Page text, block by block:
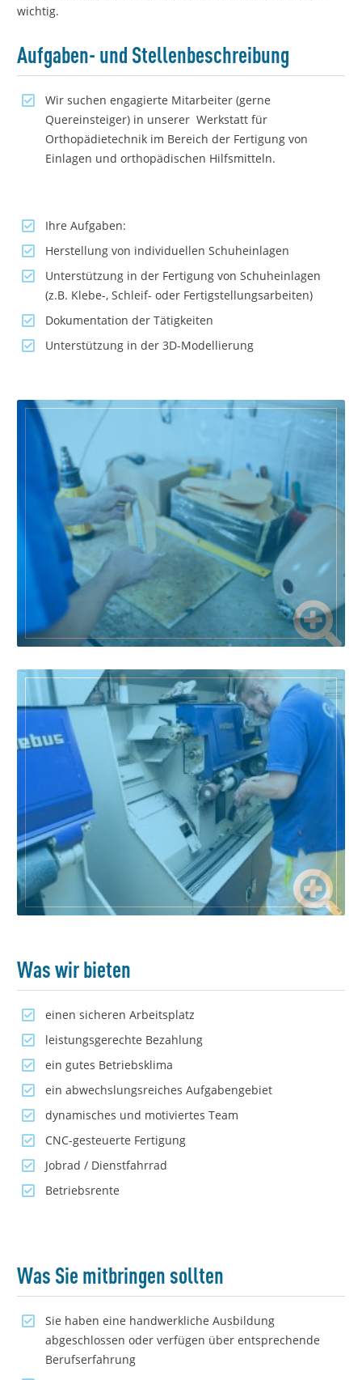
wichtig.
Aufgaben- und Stellenbeschreibung
Wir suchen engagierte Mitarbeiter (gerne
Quereinsteiger) in unserer Werkstatt für
Orthopädietechnik im Bereich der Fertigung von
Einlagen und orthopädischen Hilfsmitteln.
Ihre Aufgaben:
Herstellung von individuellen Schuheinlagen
Unterstützung in der Fertigung von Schuheinlagen
(z.B. Klebe-, Schleif- oder Fertigstellungsarbeiten)
Dokumentation der Tätigkeiten
Unterstützung in der 3D-Modellierung
Was wir bieten
einen sicheren Arbeitsplatz
leistungsgerechte Bezahlung
ein gutes Betriebsklima
ein abwechslungsreiches Aufgabengebiet
dynamisches und motiviertes Team
CNC-gesteuerte Fertigung
Jobrad / Dienstfahrrad
Betriebsrente
Was Sie mitbringen sollten
Sie haben eine handwerkliche Ausbildung
abgeschlossen oder verfügen über entsprechende
Berufserfahrung